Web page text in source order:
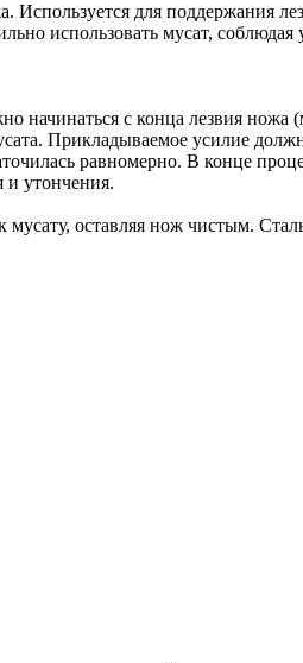
для поддержания
использовать мусат, соблюдая
начинаться с конца лезвия ножа
Прикладываемое усилие
равномерно. В конце
и утончения.
мусату, оставляя нож чистым.